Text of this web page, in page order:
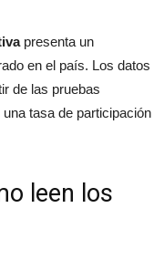
presenta un
en el país. Los datos
de las pruebas
una tasa de participación
leen los